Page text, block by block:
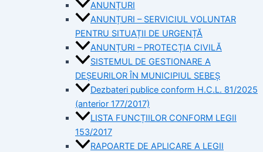
ANUNȚURI
ANUNȚURI – SERVICIUL VOLUNTAR
PENTRU SITUAȚII DE URGENȚĂ
ANUNȚURI – PROTECȚIA CIVILĂ
SISTEMUL DE GESTIONARE A
DEȘEURILOR ÎN MUNICIPIUL SEBEȘ
Dezbateri publice conform H.C.L. 81/2025
(anterior 177/2017)
LISTA FUNCȚIILOR CONFORM LEGII
153/2017
RAPOARTE DE APLICARE A LEGII